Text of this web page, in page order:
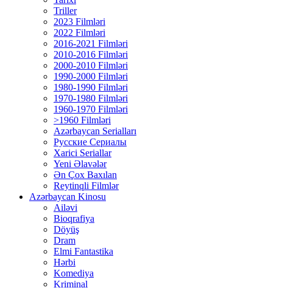
Triller
2023 Filmləri
2022 Filmləri
2016-2021 Filmləri
2010-2016 Filmləri
2000-2010 Filmləri
1990-2000 Filmləri
1980-1990 Filmləri
1970-1980 Filmləri
1960-1970 Filmləri
>1960 Filmləri
Azərbaycan Serialları
Русские Сериалы
Xarici Seriallar
Yeni Əlavələr
Ən Çox Baxılan
Reytinqli Filmlər
Azərbaycan Kinosu
Ailəvi
Bioqrafiya
Döyüş
Dram
Elmi Fantastika
Hərbi
Komediya
Kriminal